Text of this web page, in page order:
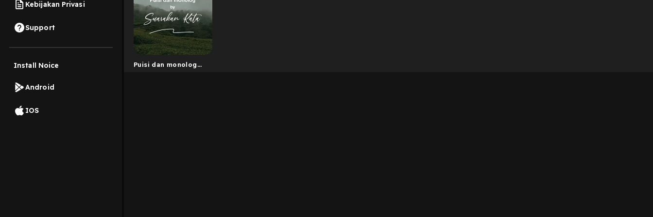
Kebijakan Privasi
Support
Install Noice
Android
IOS
Puisi dan monolog